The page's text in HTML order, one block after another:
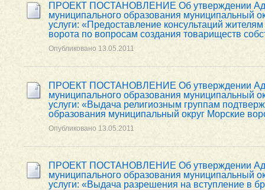
ПРОЕКТ ПОСТАНОВЛЕНИЕ Об утверждении
муниципального образования муниципальный
услуги: «Предоставление консультаций
ворота по вопросам создания товариществ
Опубликовано 13.05.2011
ПРОЕКТ ПОСТАНОВЛЕНИЕ Об утверждении
муниципального образования муниципальный
услуги: «Выдача религиозным группам
образования муниципальный округ Морские
Опубликовано 13.05.2011
ПРОЕКТ ПОСТАНОВЛЕНИЕ Об утверждении
муниципального образования муниципальный
услуги: «Выдача разрешения на вступление в